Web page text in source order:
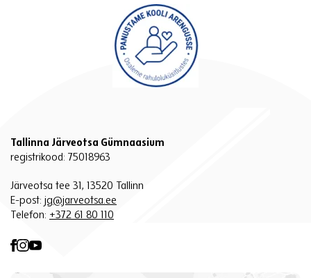
Tallinna Järveotsa Gümnaasium
registrikood: 75018963
Järveotsa tee 31, 13520 Tallinn
E-post: jg@jarveotsa.ee
Telefon: +372 61 80 110